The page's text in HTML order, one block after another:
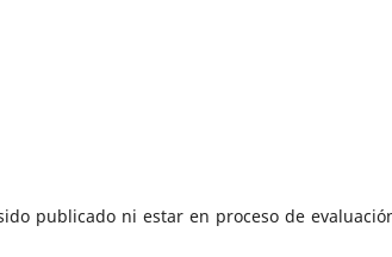
publicado ni estar en proceso de